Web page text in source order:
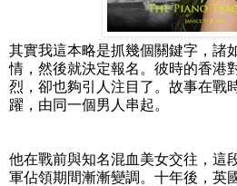
其實我這本略是抓幾個關鍵字，諸
情，然後就決定報名。彼時的香港
烈，卻也夠引人注目了。故事在戰
躍，由同一個男人串起。
他在戰前與知名混血美女交往，這
軍佔領期間漸漸變調。十年後，英